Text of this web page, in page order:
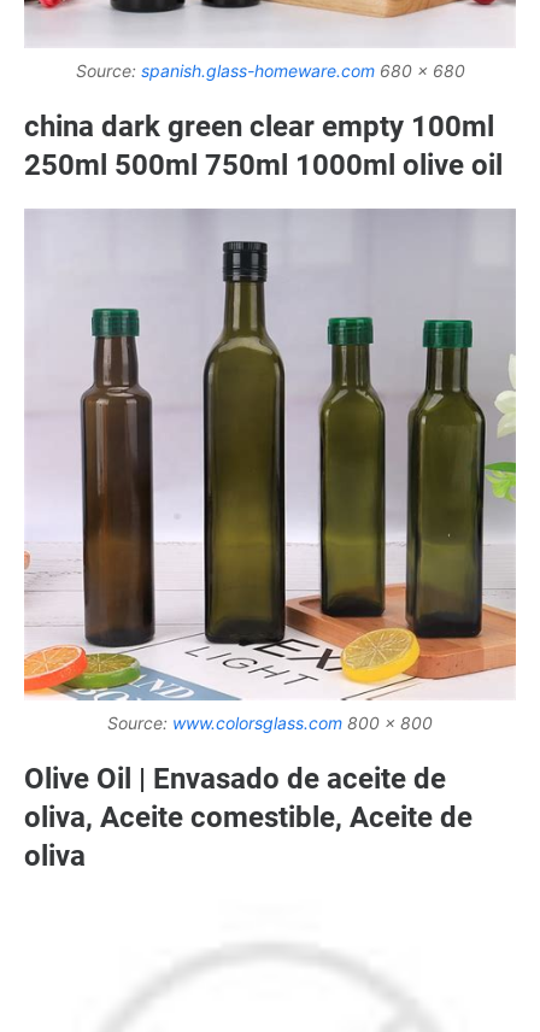
Source: spanish.glass-homeware.com680 x 680
china dark green clear empty 100ml
250ml 500ml 750ml 1000ml olive oil
Source: www.colorsglass.com 800 x 800
Olive Oil | Envasado de aceite de
oliva, Aceite comestible, Aceite de
oliva